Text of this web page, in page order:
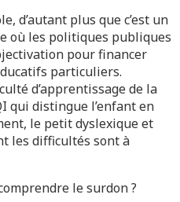
d’autant plus que c’est un
où les politiques publiques
pour financer
particuliers.
d’apprentissage de la
qui distingue l’enfant en
le petit dyslexique et
les difficultés sont à
le surdon ?